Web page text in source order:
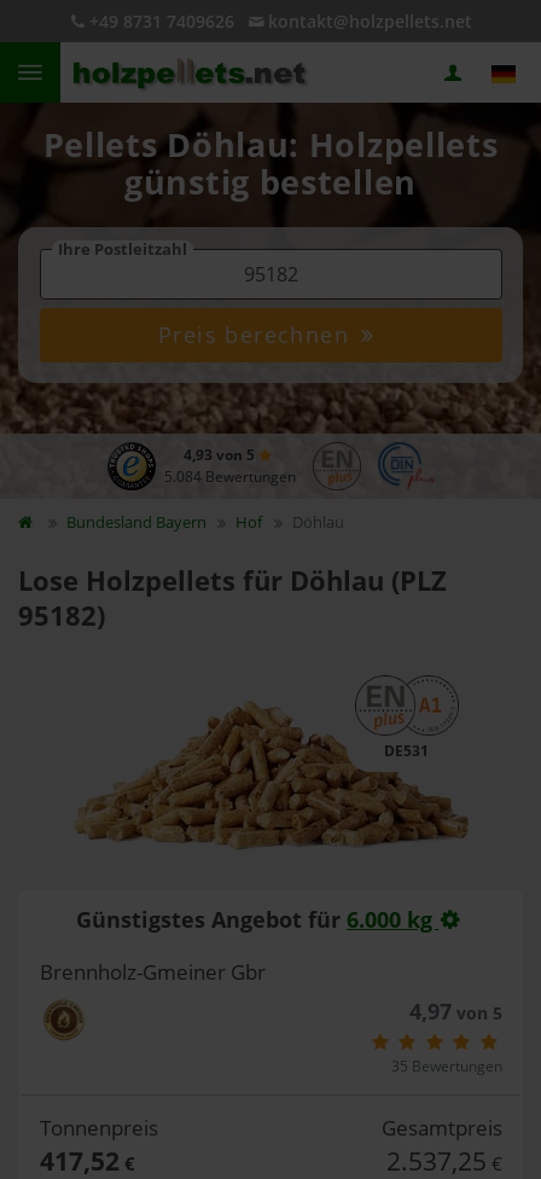
+49 8731 7409626 kontakt@holzpellets.net
Pellets Döhlau: Holzpellets
günstig bestellen
Ihre Postleitzahl
Preis berechnen
4,93 von 5
5.084 Bewertungen
Bundesland Bayern Hof Döhlau
Lose Holzpellets für Döhlau (PLZ
95182)
DE531
Günstigstes Angebot für 6.000 kg
Brennholz-Gmeiner Gbr
4,97von 5
35 Bewertungen
Tonnenpreis
417,52 €
Gesamtpreis
2.537,25 €